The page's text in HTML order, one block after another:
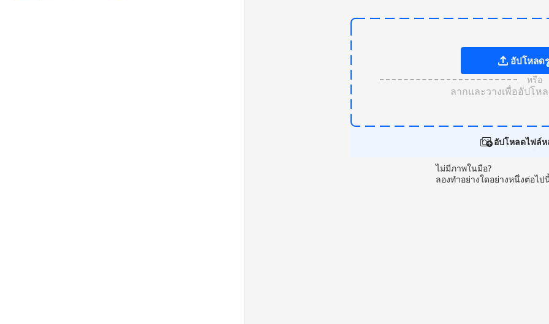
อัปโหลด
หรือ
ลากและวางเพื่ออัปโ
อัปโหลดไฟล์
ไม่มีภาพในมือ?
ลองทําอย่างใดอย่างหนึ่งต่อไป